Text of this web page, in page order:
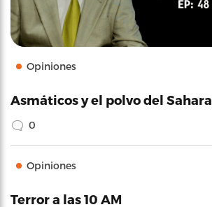
Opiniones
Asmáticos y el polvo del Sahara
0
Opiniones
Terror a las 10 AM